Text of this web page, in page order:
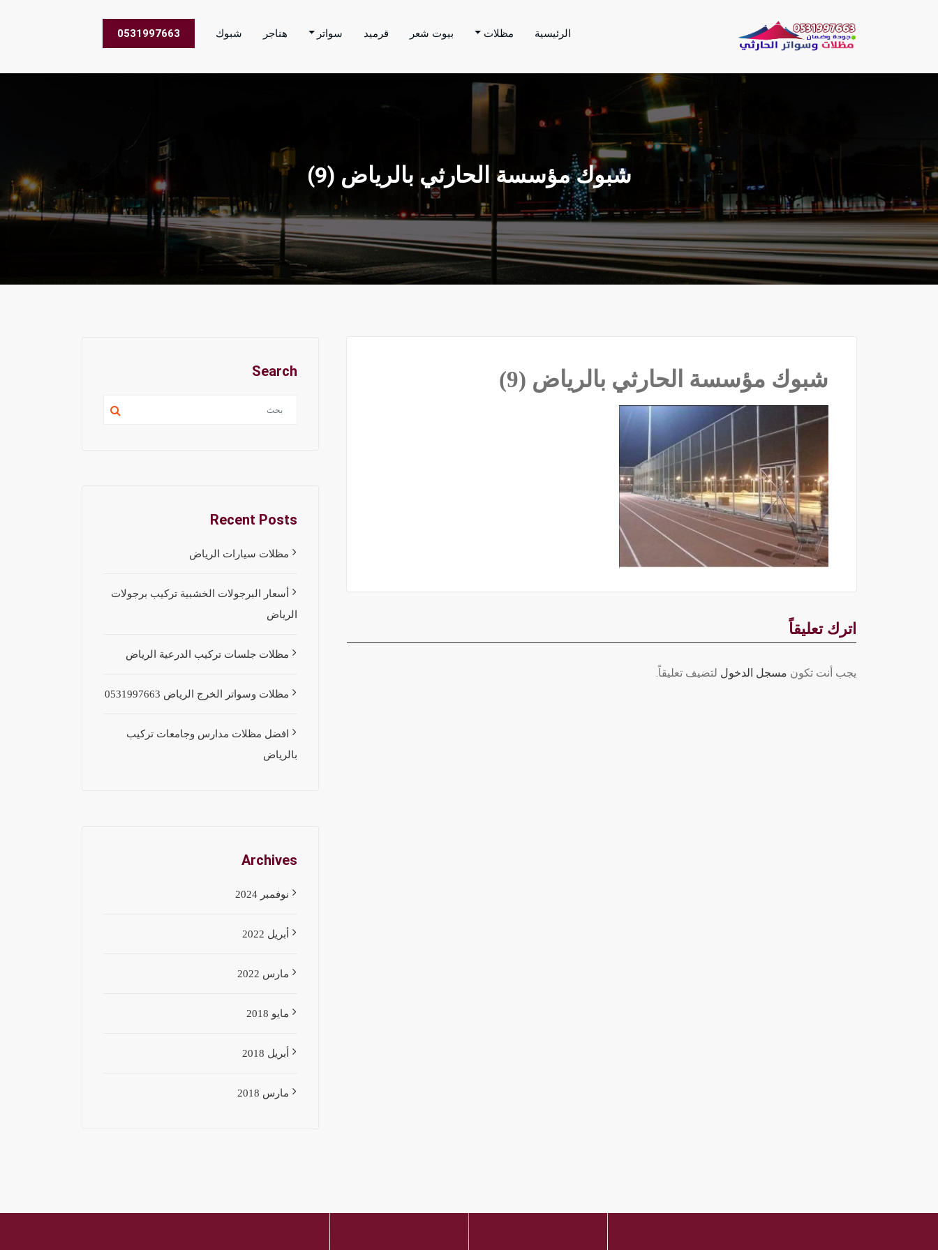
مظلات الحارثي نقوم بتنفيذ اعمال المظلات والسواتر والهناجر وغيرها من الاعمال في جميع مناطق المملكة العربية السعودية
الرئيسية مظلات بيوت شعر قرميد سواتر هناجر شبوك 0531997663
شبوك مؤسسة الحارثي بالرياض (9)
شبوك مؤسسة الحارثي بالرياض (9)
اترك تعليقاً
يجب أنت تكون مسجل الدخول لتضيف تعليقاً.
Search
Recent Posts
مظلات سيارات الرياض
أسعار البرجولات الخشبية تركيب برجولات
الرياض
مظلات جلسات تركيب الدرعية الرياض
مظلات وسواتر الخرج الرياض 0531997663
افضل مظلات مدارس وجامعات تركيب
بالرياض
Archives
نوفمبر 2024
أبريل 2022
مارس 2022
مايو 2018
أبريل 2018
مارس 2018